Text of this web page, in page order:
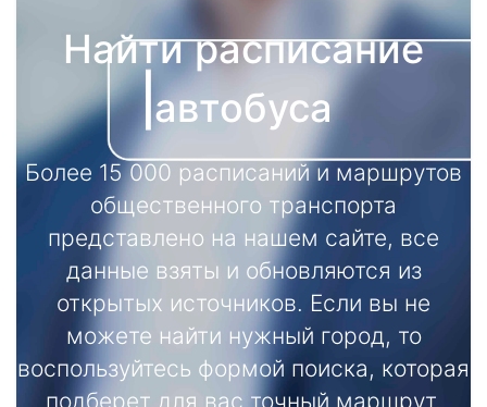
Найти расписание
автобуса
Более 15 000 расписаний и маршрутов
общественного транспорта
представлено на нашем сайте, все
данные взяты и обновляются из
открытых источников. Если вы не
можете найти нужный город, то
воспользуйтесь формой поиска, которая
подберет для вас точный маршрут.